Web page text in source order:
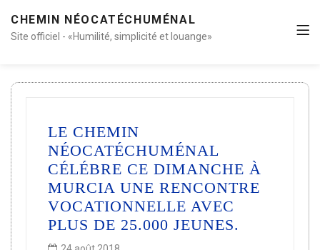
CHEMIN NÉOCATÉCHUMÉNAL
Site officiel - «Humilité, simplicité et louange»
LE CHEMIN
NÉOCATÉCHUMÉNAL
CÉLÉBRE CE DIMANCHE À
MURCIA UNE RENCONTRE
VOCATIONNELLE AVEC
PLUS DE 25.000 JEUNES.